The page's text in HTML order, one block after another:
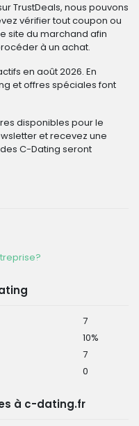
TrustDeals, nous pouvons
vérifier tout coupon ou
site du marchand afin
à un achat.
en août 2026. En
et offres spéciales font
disponibles pour le
et recevez une
C-Dating seront
7
10%
7
0
à c-dating.fr